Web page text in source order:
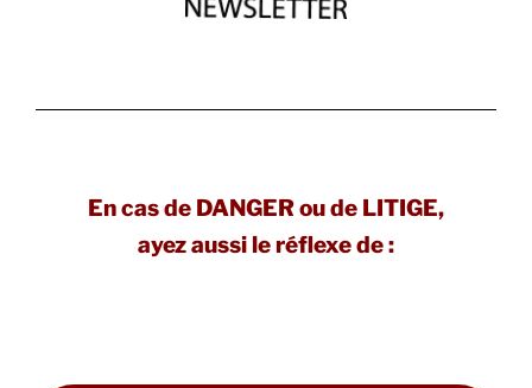
En cas de DANGER ou de LITIGE,
ayez aussi le réflexe de :